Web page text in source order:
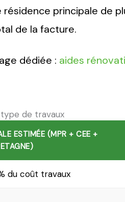
principale de
de la facture.
dédiée : aides
de travaux
ESTIMÉE (MPR + CEE +
du coût travaux